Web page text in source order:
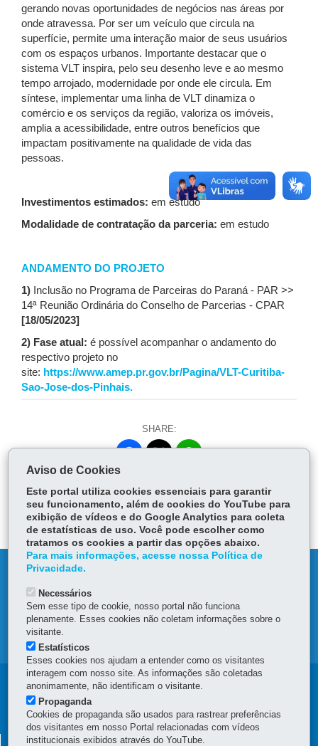
gerando novas oportunidades de negócios nas áreas por
onde atravessa. Por ser um veículo que circula na
superfície, permite uma interação maior de seus usuários
com os espaços urbanos. Importante destacar que o
sistema VLT inspira, pelo seu desenho leve e ao mesmo
tempo arrojado, modernidade por onde ele circula. Em
síntese, implementar uma linha de VLT dinamiza o
comércio e os serviços da região, valoriza os imóveis,
amplia a acessibilidade, entre outros benefícios que
impactam positivamente na qualidade de vida das
pessoas.
Investimentos estimados: em estudo
Modalidade de contratação da parceria: em estudo
ANDAMENTO DO PROJETO
1) Inclusão no Programa de Parceiras do Paraná - PAR >>
14ª Reunião Ordinária do Conselho de Parcerias - CPAR
[18/05/2023]
2) Fase atual: é possível acompanhar o andamento do
respectivo projeto no
site: https://www.amep.pr.gov.br/Pagina/VLT-Curitiba-
Sao-Jose-dos-Pinhais.
SHARE:
bo
ok
itt
er
ts
Ap
p
Back Home Print Download
SITE MAP
REPORT CORRUPTION
OMBUDSMAN OFFICE
Navegação
principal
PARANÁ PARCERIAS
Aviso de Cookies
Este portal utiliza cookies essenciais para garantir
seu funcionamento, além de cookies do YouTube para
exibição de vídeos e do Google Analytics para coleta
de estatísticas de uso. Você pode escolher como
tratamos os cookies a partir das opções abaixo.
Para mais informações, acesse nossa Política de
Privacidade.
Necessários
Sem esse tipo de cookie, nosso portal não funciona
plenamente. Esses cookies não coletam informações sobre o
visitante.
Estatísticos
Esses cookies nos ajudam a entender como os visitantes
interagem com nosso site. As informações são coletadas
anonimamente, não identificam o visitante.
Propaganda
Cookies de propaganda são usados para rastrear preferências
dos visitantes em nosso Portal relacionadas com vídeos
institucionais exibidos através do YouTube.